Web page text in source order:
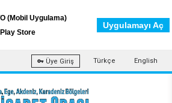
Üye Giriş Türkçe English
(Mobil Uygulama)
Store
Uygulamayı Aç